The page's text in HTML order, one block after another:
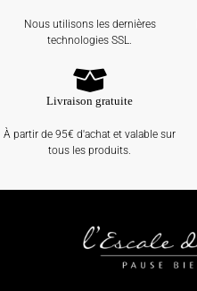
Nous utilisons les dernières
technologies SSL.
Livraison gratuite
À partir de 95€ d'achat et valable sur
tous les produits.